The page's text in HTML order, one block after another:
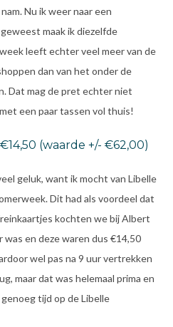
Nu ik weer naar een
maak ik diezelfde
leeft echter veel meer van de
dan van het onder de
Dat mag de pret echter niet
een paar tassen vol thuis!
(waarde +/- €62,00)
geluk, want ik mocht van Libelle
Dit had als voordeel dat
kochten we bij Albert
en deze waren dus €14,50
wel pas na 9 uur vertrekken
maar dat was helemaal prima en
tijd op de Libelle